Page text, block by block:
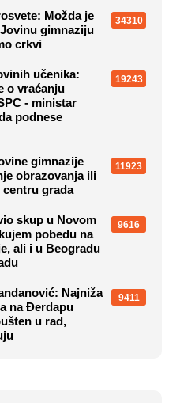
Možda je
gimnaziju
crkvi
34310
učenika:
o vraćanju
- ministar
podnese
19243
gimnazije
obrazovanja ili
grada
11923
skup u Novom
pobedu na
ali i u Beogradu
9616
Najniža
na Đerdapu
u rad,
9411